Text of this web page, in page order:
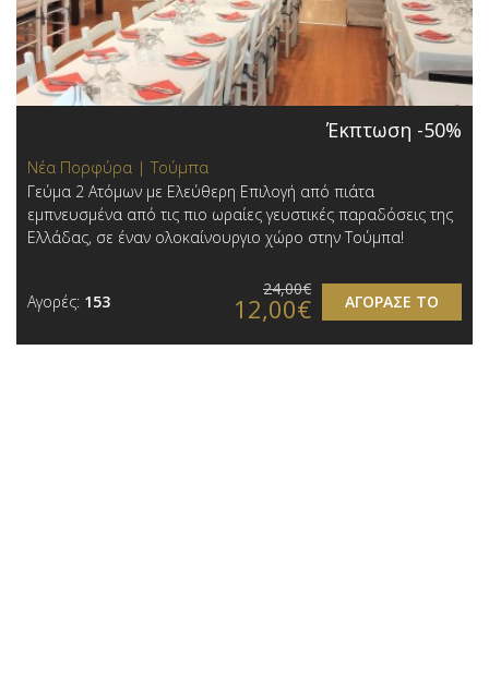
Έκπτωση -50%
Νέα Πορφύρα | Τούμπα
Γεύμα 2 Ατόμων με Ελεύθερη Επιλογή από πιάτα
εμπνευσμένα από τις πιο ωραίες γευστικές παραδόσεις της
Ελλάδας, σε έναν ολοκαίνουργιο χώρο στην Τούμπα!
Αγορές: 153 ΑΓΟΡΑΣΕ ΤΟ
24,00€
12,00€